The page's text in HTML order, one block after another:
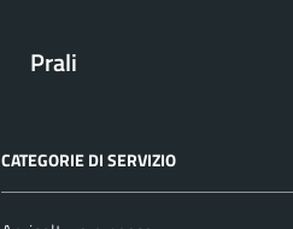
Prali
CATEGORIE DI SERVIZIO